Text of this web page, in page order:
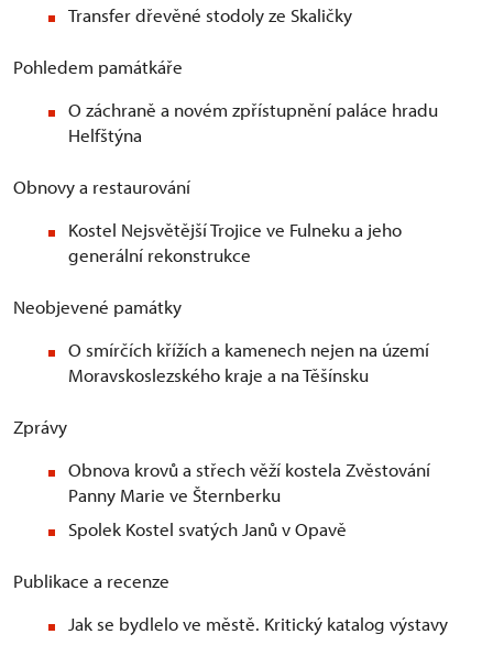
Transfer dřevěné stodoly ze Skaličky
Pohledem památkáře
O záchraně a novém zpřístupnění paláce hradu
Helfštýna
Obnovy a restaurování
Kostel Nejsvětější Trojice ve Fulneku a jeho
generální rekonstrukce
Neobjevené památky
O smírčích křížích a kamenech nejen na území
Moravskoslezského kraje a na Těšínsku
Zprávy
Obnova krovů a střech věží kostela Zvěstování
Panny Marie ve Šternberku
Spolek Kostel svatých Janů v Opavě
Publikace a recenze
Jak se bydlelo ve městě. Kritický katalog výstavy